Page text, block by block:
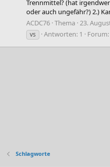
Trennmittel? (hat
oder auch ungefähr?) 2.)
ACDC76 Thema 23.
vs
Antworten: 1 Forum:
Schlagworte